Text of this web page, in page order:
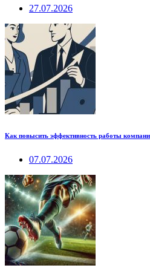
27.07.2026
Как повысить эффективность работы
07.07.2026